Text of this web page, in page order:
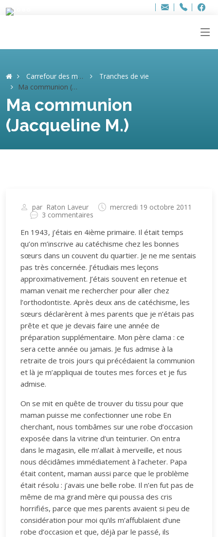
Adresse
info..hâthe..
Tel.
Tel.
Carrefour des mémoires
Tranches de vie
Ma communion (Jacqueline M.)
Ma communion
(Jacqueline M.)
par Raton Laveur
mercredi 19 octobre 2011
3 commentaires
En 1943, j’étais en 4ième primaire. Il était temps
qu’on m’inscrive au catéchisme chez les bonnes
sœurs dans un couvent du quartier. Je ne me sentais
pas très concernée. J’étudiais mes leçons
approximativement. J’étais souvent en retenue et
maman venait me rechercher pour aller chez
l’orthodontiste. Après deux ans de catéchisme, les
sœurs déclarèrent à mes parents que je n’étais pas
prête et que je devais faire une année de
préparation supplémentaire. Mon père clama : ce
sera cette année ou jamais. Je fus admise à la
retraite de trois jours qui précédaient la communion
et là je m’appliquai de toutes mes forces et je fus
admise.
On se mit en quête de trouver du tissu pour que
maman puisse me confectionner une robe En
cherchant, nous tombâmes sur une robe d’occasion
exposée dans la vitrine d’un teinturier. On entra
dans le magasin, elle m’allait à merveille, et nous
nous décidâmes immédiatement à l’acheter. Papa
était content, maman aussi parce que le problème
était résolu : j’avais une belle robe. Il n’en fut pas de
même de ma grand mère qui poussa des cris
horrifiés, parce que mes parents avaient si peu de
considération pour moi qu’ils m’affublaient d’une
robe d’occasion et que, déjà par le passé, ils